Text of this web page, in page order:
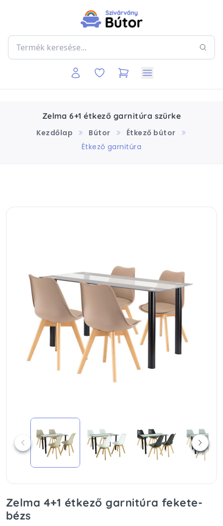
Zelma 6+1 étkező garnitúra szürke
Kezdőlap
Bútor
Étkező bútor
Étkező garnitúra
Zelma 4+1 étkező garnitúra fekete-
bézs